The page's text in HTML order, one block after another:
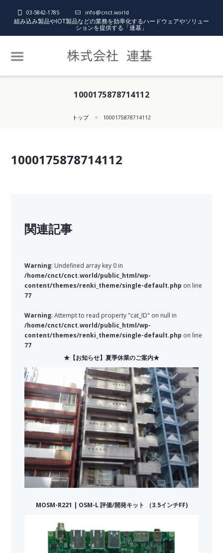
03-5842-1785 info@cnct.world
組み込み製品やIOT製品などの業務を効率化するハードウェアやソリュー
ションを提供する「連基」
1000175878714112
トップ 1000175878714112
1000175878714112
関連記事
Warning: Undefined array key 0 in
/home/cnct/cnct.world/public_html/wp-
content/themes/renki_theme/single-default.php on line
77
Warning: Attempt to read property "cat_ID" on null in
/home/cnct/cnct.world/public_html/wp-
content/themes/renki_theme/single-default.php on line
77
★【お知らせ】夏季休業のご案内★
MOSM-R221 | OSM-L 評価/開発キット （3.5インチFF)